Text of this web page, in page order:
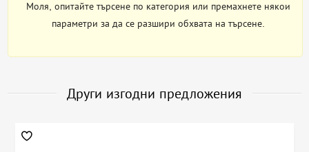
Моля, опитайте търсене по категория или премахнете някои
параметри за да се разшири обхвата на търсене.
Други изгодни предложения